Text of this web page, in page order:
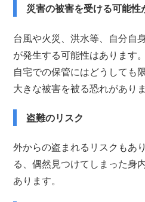
災害の被害を受ける可能性
台風や火災、洪水等、自分自
が発生する可能性はあります。
自宅での保管にはどうしても
大きな被害を被る恐れがありま
盗難のリスク
外からの盗まれるリスクもあ
る、偶然見つけてしまった身
あります。